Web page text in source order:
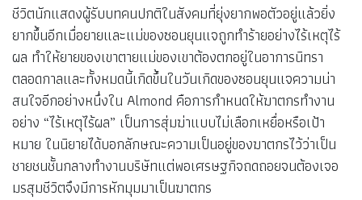
ชีวิตนักแสดงผู้รับบทคนปกติในสังคมที่ยุ่งยากพอตัวอยู่แล้วยิ่ง
ยากขึ้นอีกเมื่อยายและแม่ของซอนยุนแจถูกทำร้ายอย่างไร้เหตุไร้
ผล ทำให้ยายของเขาตายแม่ของเขาต้องตกอยู่ในอาการนิทรา
ตลอดกาลและทั้งหมดนี้เกิดขึ้นในวันเกิดของซอนยุนแจความน่า
สนใจอีกอย่างหนึ่งใน Almond คือการกำหนดให้ฆาตกรทำงาน
อย่าง “ไร้เหตุไร้ผล” เป็นการสุ่มฆ่าแบบไม่เลือกเหยื่อหรือเป้า
หมาย ในนิยายได้บอกลักษณะความเป็นอยู่ของฆาตกรไว้ว่าเป็น
ชายชนชั้นกลางทำงานบริษัทแต่พอเศรษฐกิจถดถอยจนต้องเจอ
มรสุมชีวิตจึงมีการหักมุมมาเป็นฆาตกร